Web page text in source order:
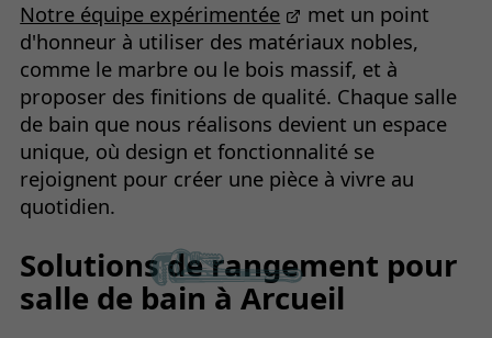
Notre équipe expérimentée
met un point
d'honneur à utiliser des matériaux nobles,
comme le marbre ou le bois massif, et à
proposer des finitions de qualité. Chaque salle
de bain que nous réalisons devient un espace
unique, où design et fonctionnalité se
rejoignent pour créer une pièce à vivre au
quotidien.
Solutions de rangement pour
salle de bain à Arcueil